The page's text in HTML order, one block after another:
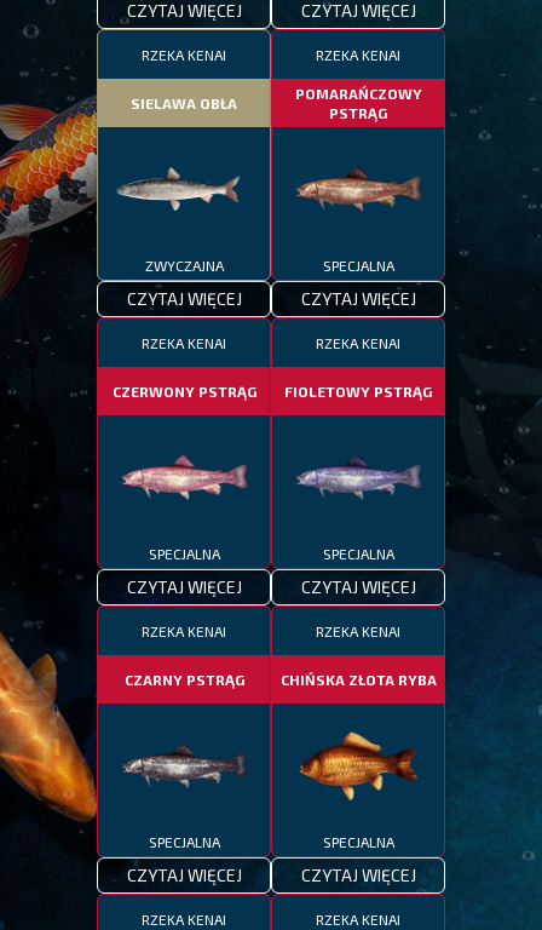
CZYTAJ WIĘCEJ CZYTAJ WIĘCEJ
RZEKA KENAI
SIELAWA OBŁA
ZWYCZAJNA
CZYTAJ WIĘCEJ
RZEKA KENAI
POMARAŃCZOWY
PSTRĄG
SPECJALNA
CZYTAJ WIĘCEJ
RZEKA KENAI
CZERWONY PSTRĄG
SPECJALNA
CZYTAJ WIĘCEJ
RZEKA KENAI
FIOLETOWY PSTRĄG
SPECJALNA
CZYTAJ WIĘCEJ
RZEKA KENAI
CZARNY PSTRĄG
SPECJALNA
CZYTAJ WIĘCEJ
RZEKA KENAI
CHIŃSKA ZŁOTA RYBA
SPECJALNA
CZYTAJ WIĘCEJ
RZEKA KENAI RZEKA KENAI